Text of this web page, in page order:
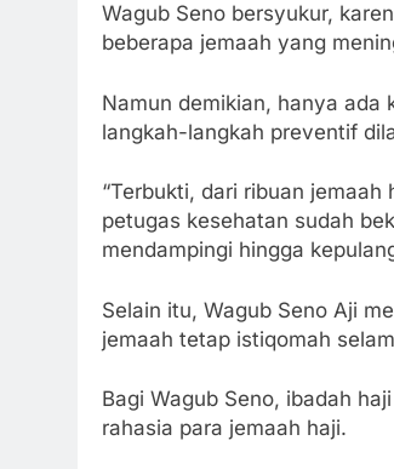
Wagub Seno bersyukur,
beberapa jemaah yang
Namun demikian, hanya ada
langkah-langkah preventif
“Terbukti, dari ribuan
petugas kesehatan sudah
mendampingi hingga
Selain itu, Wagub Seno Aji
jemaah tetap istiqomah
Bagi Wagub Seno, ibadah
rahasia para jemaah haji.